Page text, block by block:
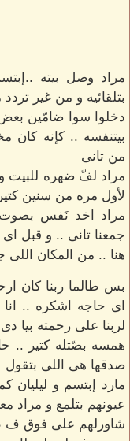
مراد وصل بيته
بتلقائيه و من غير
دخلوا سوا ضامّين
بيتنفسه .. كإنه
من تانى
مراد لفّ ضهره للبيت
لأول مره من سنين
مراد اخد نَفس بصوت
جمعنا تانى .. و قبل
هنا .. من المكان اللى
بس طالما ربنا كان
اى حاجه اشكره ..
لربنا على رحمته بيا دى
همسه بصّتله كتير ..
صدقها هى اللى بتقول
مارد إبتسم و ليليان
عيونهم بتلمع و مراد
شاورلهم على فوق ف